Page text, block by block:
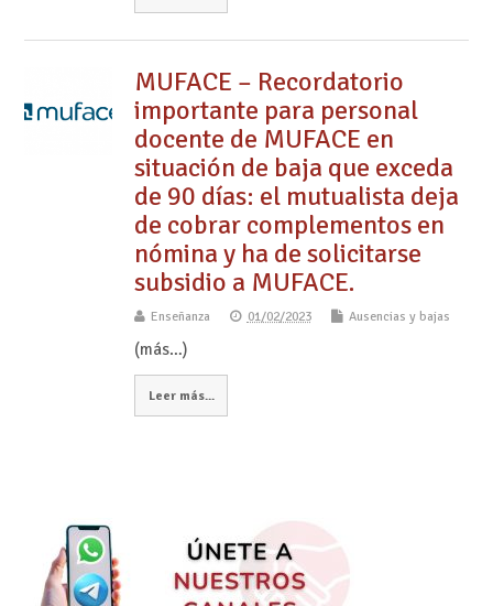
MUFACE – Recordatorio
importante para personal
docente de MUFACE en
situación de baja que exceda
de 90 días: el mutualista deja
de cobrar complementos en
nómina y ha de solicitarse
subsidio a MUFACE.
Enseñanza 01/02/2023 Ausencias y bajas
(más…)
Leer más...